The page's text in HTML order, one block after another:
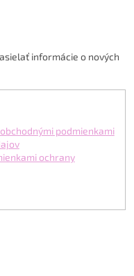
informácie o nových
obchodnými podmienkami
ochrany